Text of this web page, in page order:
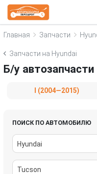
Главная Запчасти
Запчасти на Hyundai
Б/у
I (2004—2015)
ПОИСК ПО АВТОМОБИЛЮ
Hyundai
Tucson